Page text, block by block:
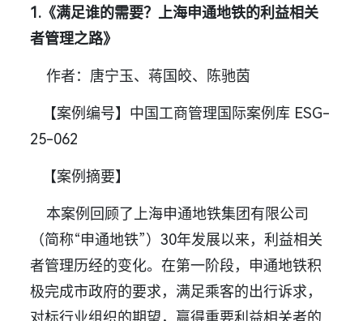
1.《满足谁的需要？上海申通地铁的利益相关
者管理之路》
作者：唐宁玉、蒋国皎、陈驰茵
【案例编号】中国工商管理国际案例库 ESG-
25-062
【案例摘要】
本案例回顾了上海申通地铁集团有限公司
（简称“申通地铁”）30年发展以来，利益相关
者管理历经的变化。在第一阶段，申通地铁积
极完成市政府的要求，满足乘客的出行诉求，
对标行业组织的期望，赢得重要利益相关者的